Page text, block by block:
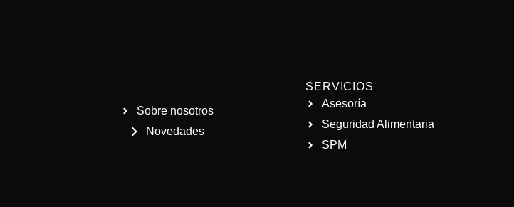
Sobre nosotros
Novedades
SERVICIOS
Asesoría
Seguridad Alimentaria
SPM